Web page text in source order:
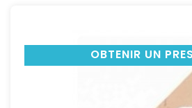
OBTENIR UN